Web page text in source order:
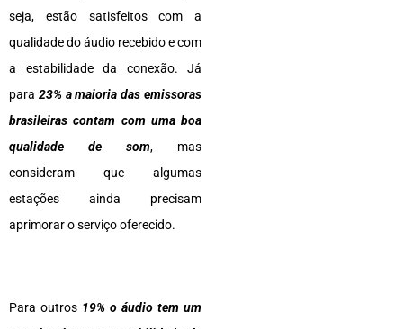
seja, estão satisfeitos com a
qualidade do áudio recebido e com
a estabilidade da conexão. Já
para 23% a maioria das emissoras
brasileiras contam com uma boa
qualidade de som, mas
consideram que algumas
estações ainda precisam
aprimorar o serviço oferecido.
Para outros 19% o áudio tem um